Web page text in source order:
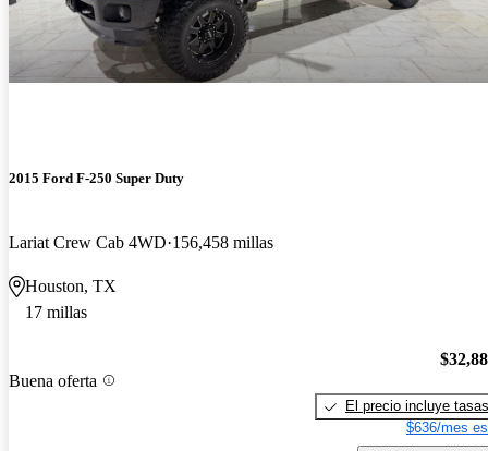
2015 Ford F-250 Super Duty
Lariat Crew Cab 4WD 156,458 millas
Houston, TX
17 millas
Buena oferta
El precio incluye tasas
$636/mes